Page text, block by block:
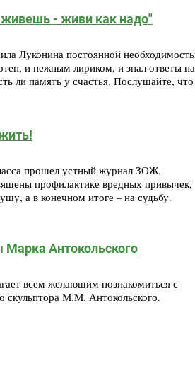
- живи как надо"
Луконина постоянной
и нежным лириком, и знал ответы на
ли память у счастья. Послушайте,
прошел устный журнал ЗОЖ,
профилактике вредных привычек,
а в конечном итоге – на судьбу.
Антокольского
всем желающим познакомиться с
скульптора М.М. Антокольского.